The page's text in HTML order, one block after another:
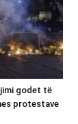
godet të
protestave